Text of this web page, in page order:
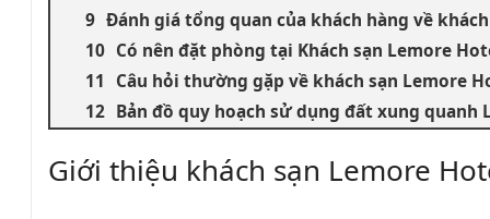
Đánh giá tổng quan của khách hàng về
Có nên đặt phòng tại Khách sạn Lemore
Câu hỏi thường gặp về khách sạn Lemore
Bản đồ quy hoạch sử dụng đất xung quanh
Giới thiệu khách sạn Lemore